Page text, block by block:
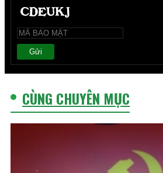
Gửi
CÙNG CHUYÊN MỤC